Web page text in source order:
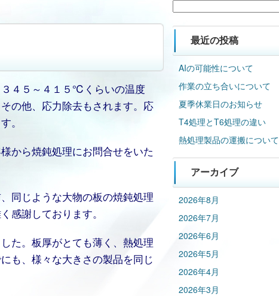
４５～４１５℃くらいの温度
の他、応力除去もされます。応
。
から焼鈍処理にお問合せをいた
同じような大物の板の焼鈍処理
感謝しております。
た。板厚がとても薄く、熱処理
も、様々な大きさの製品を同じ
最近の投稿
AIの可能性について
作業の立ち合いについて
夏季休業日のお知らせ
T4処理とT6処理の違い
熱処理製品の運搬について
アーカイブ
2026年8月
2026年7月
2026年6月
2026年5月
2026年4月
2026年3月